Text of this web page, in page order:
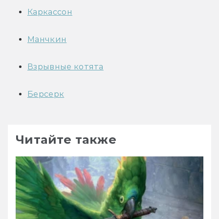
Каркассон
Манчкин
Взрывные котята
Берсерк
Читайте также